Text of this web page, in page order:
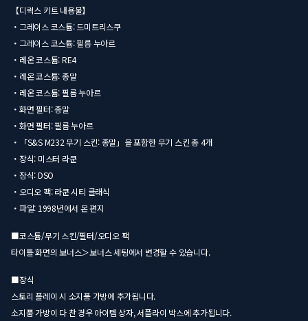
【디럭스 키트 내용물】
・그레이스 코스튬: 드미트리스쿠
・그레이스 코스튬: 필름 누아르
・레온 코스튬: RE4
・레온 코스튬: 종말
・레온 코스튬: 필름 누아르
・화면 필터: 종말
・화면 필터: 필름 누아르
・「S&S M232 무기 스킨: 종말」을 포함한 무기 스킨 총 4개
・장식: 미스터 라쿤
・장식: DSO
・오디오 팩: 라쿤 시티 클래식
・파일: 1998년에서 온 편지
■코스튬/무기 스킨/필터/오디오 팩
타이틀 화면의 보너스＞보너스 세팅에서 변경할 수 있습니다.
■장식
스토리 플레이 시 소지품 가방에 추가됩니다.
소지품 가방이 다 찬 경우 아이템 상자, 서플라이 박스에 추가됩니다.